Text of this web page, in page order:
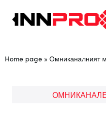
Home page » Омниканалният